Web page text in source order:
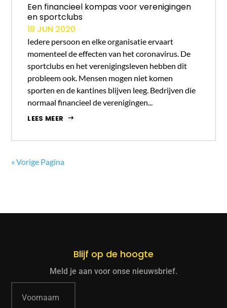
Een financieel kompas voor verenigingen
en sportclubs
18 JUN 2020
Iedere persoon en elke organisatie ervaart
momenteel de effecten van het coronavirus. De
sportclubs en het verenigingsleven hebben dit
probleem ook. Mensen mogen niet komen
sporten en de kantines blijven leeg. Bedrijven die
normaal financieel de verenigingen...
LEES MEER
« Vorige Pagina
Blijf op de hoogte
Meld je aan voor onse nieuwsbrief.